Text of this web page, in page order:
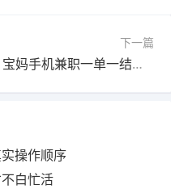
下一篇
宝妈手机兼职一单一结，做这两个软件每天可赚50-100元
操作顺序
白忙活